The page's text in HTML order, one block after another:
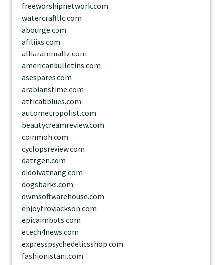
freeworshipnetwork.com
watercraftllc.com
abourge.com
afiliixs.com
alharammallz.com
americanbulletins.com
asespares.com
arabianstime.com
atticabblues.com
autometropolist.com
beautycreamreview.com
coinmoh.com
cyclopsreview.com
dattgen.com
didoivatnang.com
dogsbarks.com
dwmsoftwarehouse.com
enjoytroyjackson.com
epicaimbots.com
etech4news.com
expresspsychedelicsshop.com
fashionistani.com